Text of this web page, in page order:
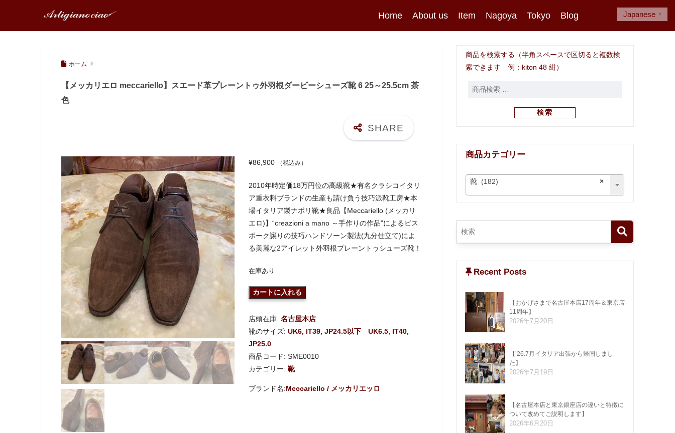
Home About us Item Nagoya Tokyo Blog
ホーム
【メッカリエロ meccariello】スエード革プレーントゥ外羽根ダービーシューズ靴 6 25～25.5cm 茶
色
¥86,900 （税込み）
2010年時定価18万円位の高級靴★有名クラシコイタリ
ア重衣料ブランドの生産も請け負う技巧派靴工房★本
場イタリア製ナポリ靴★良品【Meccariello (メッカリ
エロ)】“creazioni a mano ～手作りの作品”によるビス
ポーク譲りの技巧ハンドソーン製法(九分仕立て)によ
る美麗な2アイレット外羽根プレーントゥシューズ靴！
在庫あり
カートに入れる
店頭在庫:名古屋本店
靴のサイズ:UK6, IT39, JP24.5以下
UK6.5, IT40,
JP25.0
商品コード:SME0010
カテゴリー:靴
Meccariello / メッカリエッロ
商品を検索する（半角スペースで区切ると複数検
索できます 例：kiton 48 紺）
検索
商品カテゴリー
×
靴 (182)
Recent Posts
【おかげさまで名古屋本店17周年＆東京店
11周年】
2026年7月20日
【’26.7月イタリア出張から帰国しまし
た】
2026年7月19日
【名古屋本店と東京銀座店の違いと特徴に
ついて改めてご説明します】
2026年6月20日
Japanese ▼